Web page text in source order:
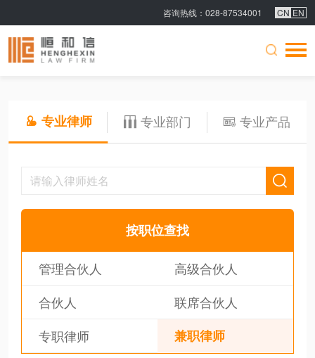
咨询热线 ：028-87534001 CN EN
专业律师 专业部门 专业产品
按职位查找
管理合伙人
高级合伙人
合伙人
联席合伙人
专职律师
兼职律师